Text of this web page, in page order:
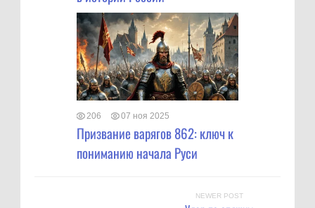
206 07 ноя 2025
Призвание варягов 862: ключ к
пониманию начала Руси
NEWER POST